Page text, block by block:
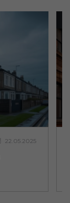
22.05.2025